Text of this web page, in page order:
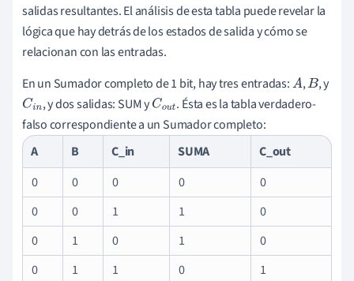
salidas resultantes. El análisis de esta tabla puede revelar la
lógica que hay detrás de los estados de salida y cómo se
relacionan con las entradas.
En un Sumador completo de 1 bit, hay tres entradas:A ,B , y
Cin , y dos salidas: SUM yCout. Ésta es la tabla verdadero-
falso correspondiente a un Sumador completo:
A
B C_in SUMA
C_out
0
0 0 0
0
0
0 1 1
0
0
1 0 1
0
0
1 1 0
1